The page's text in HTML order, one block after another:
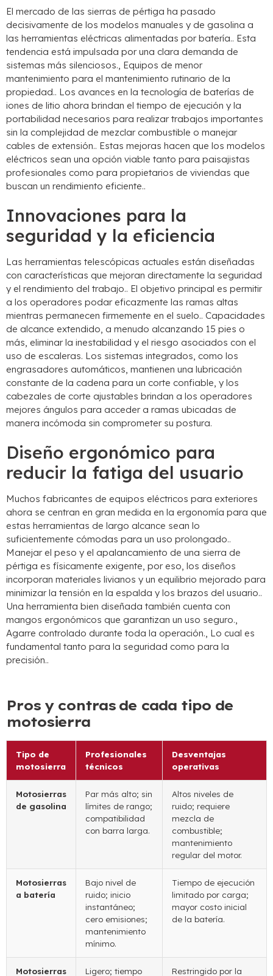
El mercado de las sierras de pértiga ha pasado
decisivamente de los modelos manuales y de gasolina a
las herramientas eléctricas alimentadas por batería.. Esta
tendencia está impulsada por una clara demanda de
sistemas más silenciosos., Equipos de menor
mantenimiento para el mantenimiento rutinario de la
propiedad.. Los avances en la tecnología de baterías de
iones de litio ahora brindan el tiempo de ejecución y la
portabilidad necesarios para realizar trabajos importantes
sin la complejidad de mezclar combustible o manejar
cables de extensión.. Estas mejoras hacen que los modelos
eléctricos sean una opción viable tanto para paisajistas
profesionales como para propietarios de viviendas que
buscan un rendimiento eficiente..
Innovaciones para la
seguridad y la eficiencia
Las herramientas telescópicas actuales están diseñadas
con características que mejoran directamente la seguridad
y el rendimiento del trabajo.. El objetivo principal es permitir
a los operadores podar eficazmente las ramas altas
mientras permanecen firmemente en el suelo.. Capacidades
de alcance extendido, a menudo alcanzando 15 pies o
más, eliminar la inestabilidad y el riesgo asociados con el
uso de escaleras. Los sistemas integrados, como los
engrasadores automáticos, mantienen una lubricación
constante de la cadena para un corte confiable, y los
cabezales de corte ajustables brindan a los operadores
mejores ángulos para acceder a ramas ubicadas de
manera incómoda sin comprometer su postura.
Diseño ergonómico para
reducir la fatiga del usuario
Muchos fabricantes de equipos eléctricos para exteriores
ahora se centran en gran medida en la ergonomía para que
estas herramientas de largo alcance sean lo
suficientemente cómodas para un uso prolongado..
Manejar el peso y el apalancamiento de una sierra de
pértiga es físicamente exigente, por eso, los diseños
incorporan materiales livianos y un equilibrio mejorado para
minimizar la tensión en la espalda y los brazos del usuario..
Una herramienta bien diseñada también cuenta con
mangos ergonómicos que garantizan un uso seguro.,
Agarre controlado durante toda la operación., Lo cual es
fundamental tanto para la seguridad como para la
precisión..
Pros y contras de cada tipo de
motosierra
Tipo de
motosierra
Profesionales
técnicos
Desventajas
operativas
Motosierras
de gasolina
Par más alto; sin
límites de rango;
compatibilidad
con barra larga.
Altos niveles de
ruido; requiere
mezcla de
combustible;
mantenimiento
regular del motor.
Motosierras
a batería
Bajo nivel de
ruido; inicio
instantáneo;
cero emisiones;
mantenimiento
mínimo.
Tiempo de ejecución
limitado por carga;
mayor costo inicial
de la batería.
Motosierras Ligero; tiempo Restringido por la